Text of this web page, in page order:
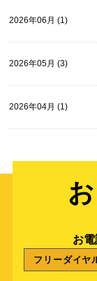
2026年06月 (1)
2026年05月 (3)
2026年04月 (1)
フリーダイヤ
お